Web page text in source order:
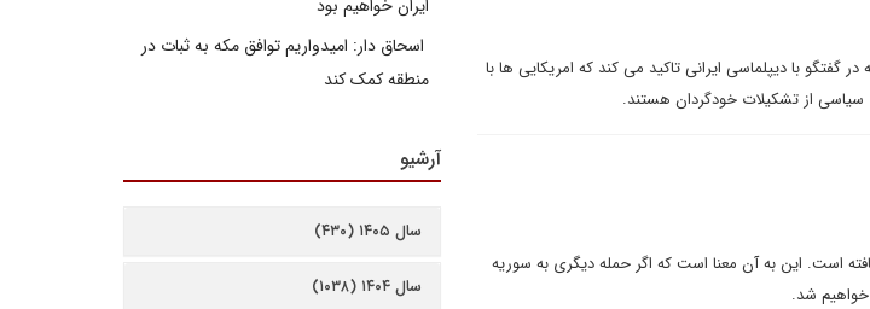
گفتگو با دیپلماسی ایرانی تاکید می کند که امریکایی ها با
سیاسی از تشکیلات خودگردان هستند.
به سامانه های پیشرفته موشکی اس – 300 دست یافته است. این به آن معنا است که اگر حمله دیگری به سوریه
شد.
ایران خواهیم بود
اسحاق دار: امیدواریم توافق مکه به ثبات در
منطقه کمک کند
آرشیو
سال ۱۴۰۵ (۴۳۰)
سال ۱۴۰۴ (۱۰۳۸)